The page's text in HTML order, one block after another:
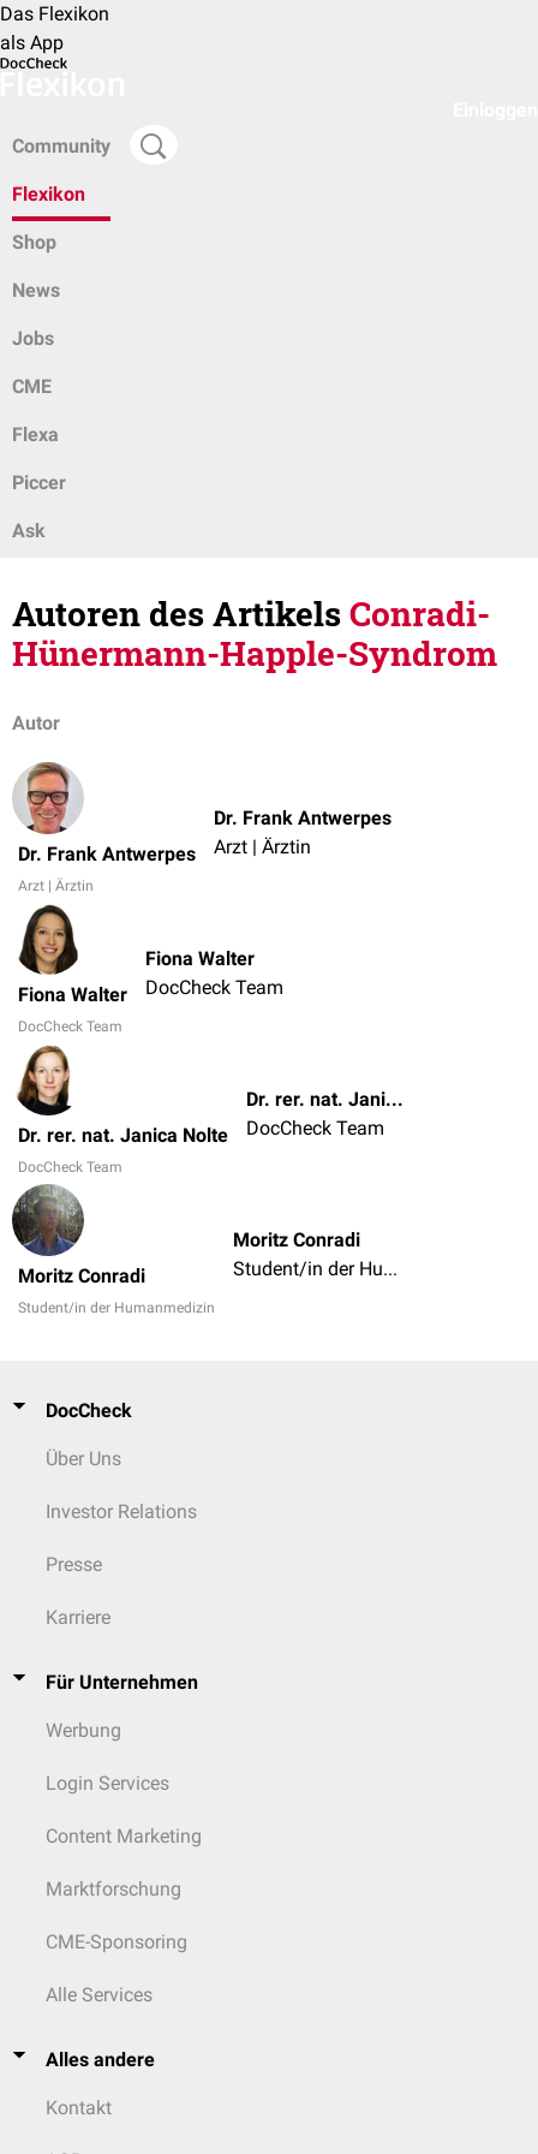
Das Flexikon
als App
Community
Flexikon
Shop
News
Jobs
CME
Flexa
Piccer
Ask
Autoren des ArtikelsConradi-
Hünermann-Happle-Syndrom
Autor
Dr. Frank Antwerpes
Arzt | Ärztin
Dr. Frank Antwerpes
Arzt | Ärztin
Fiona Walter
DocCheck Team
Fiona Walter
DocCheck Team
Dr. rer. nat. Janica Nolte
DocCheck Team
Dr. rer. nat. Janica Nolte
DocCheck Team
Moritz Conradi
Student/in der Humanmedizin
Moritz Conradi
Student/in der Humanmedizin
DocCheck
Über Uns
Investor Relations
Presse
Karriere
Für Unternehmen
Werbung
Login Services
Content Marketing
Marktforschung
CME-Sponsoring
Alle Services
Alles andere
Kontakt